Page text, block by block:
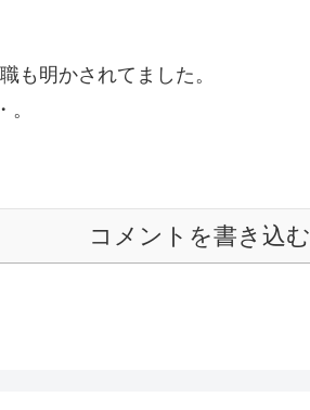
も明かされてました。
コメントを書き込む